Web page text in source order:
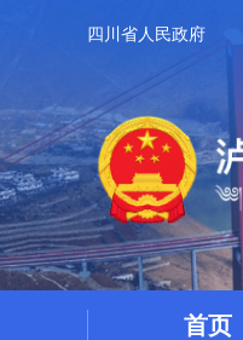
四川省人民政府
首页